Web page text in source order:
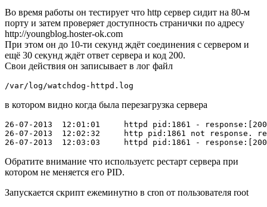
Во время работы он тестирует что http сервер сидит на 80-м
порту и затем проверяет доступность странички по адресу
http://youngblog.hoster-ok.com
При этом он до 10-ти секунд ждёт соединения с сервером и
ещё 30 секунд ждёт ответ сервера и код 200.
Свои действия он записывает в лог файл
/var/log/watchdog-httpd.log
в котором видно когда была перезагрузка сервера
26-07-2013  12:01:01     httpd pid:1861 -
26-07-2013  12:02:32     http pid:1861 not response.
Обратите внимание что используетс рестарт сервера при
котором не меняется его PID.
Запускается скрипт ежеминутно в cron от пользователя root